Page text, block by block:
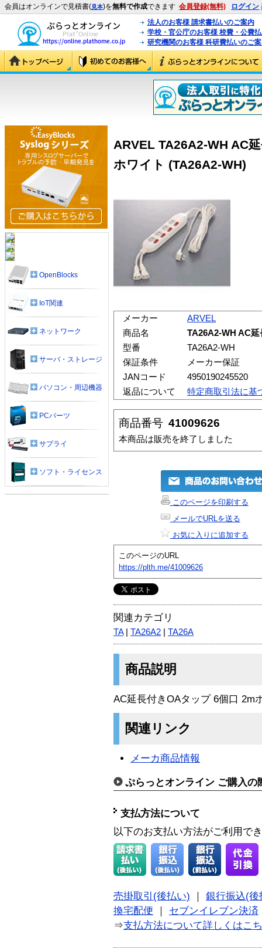
会員はオンラインで見積書(見本)を無料で作成できます 会員登録(無料) ログイン
法人のお客様 請求書払いのご案内
学校・官公庁のお客様 校費・公費
研究機関のお客様 科研費払いのご
ARVEL TA26A2-WH AC
ホワイト (TA26A2-WH)
メーカー
ARVEL
商品名
TA26A2-WH AC
型番
TA26A2-WH
保証条件
メーカー保証
JANコード
4950190245520
返品について
特定商取引法に基
商品番号 41009626
本商品は販売を終了しました
このページを印刷する
メールでURLを送る
お気に入りに追加する
このページのURL
https://plth.me/41009626
関連カテゴリ
TA| TA26A2 TA26A
商品説明
AC延長付きOAタップ 6個口 2m
関連リンク
メーカ商品情報
ぷらっとオンライン ご購入の
支払方法について
以下のお支払い方法がご利用で
売掛取引(後払い)
銀行振込(後
換宅配便
セブンイレブン決済
⇒支払方法について詳しくはこ
OpenBlocks
IoT関連
ネットワーク
サーバ・ストレージ
パソコン・周辺機器
PCパーツ
サプライ
ソフト・ライセンス